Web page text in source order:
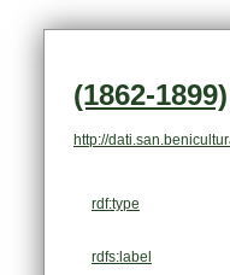
(1862-1899)
http://
rdf:type
rdfs:label